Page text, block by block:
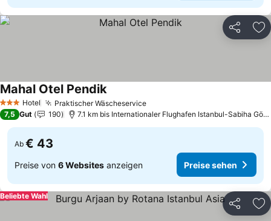
Teilen
3 SterneHotel Praktischer WäscheservicePreise sehen
Mahal Otel PendikPreise sehen
7,5 Gut 190 7.1 km bis Internationaler Flughafen Istanbul-Sabiha
Ab € 43
Preise von 6 Websites anzeigen Preise sehen
Teilen
Beliebte Wahl